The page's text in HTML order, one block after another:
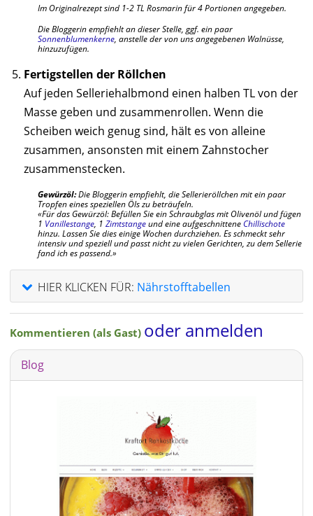
Im Originalrezept sind 1-2 TL Rosmarin für 4 Portionen angegeben.
Die Bloggerin empfiehlt an dieser Stelle, ggf. ein paar
Sonnenblumenkerne, anstelle der von uns angegebenen Walnüsse,
hinzuzufügen.
Fertigstellen der Röllchen
Auf jeden Selleriehalbmond einen halben TL von der
Masse geben und zusammenrollen. Wenn die
Scheiben weich genug sind, hält es von alleine
zusammen, ansonsten mit einem Zahnstocher
zusammenstecken.
Gewürzöl:Die Bloggerin empfiehlt, die Sellerieröllchen mit ein paar
Tropfen eines speziellen Öls zu beträufeln.
Für das Gewürzöl: Befüllen Sie ein Schraubglas mit Olivenöl und fügen
1 Vanillestange, 1 Zimtstangeund eine aufgeschnittene Chillischote
hinzu. Lassen Sie dies einige Wochen durchziehen. Es schmeckt sehr
intensiv und speziell und passt nicht zu vielen Gerichten, zu dem Sellerie
fand ich es passend.
HIER KLICKEN FÜR: Nährstofftabellen
Kommentieren (als Gast) oder anmelden
Blog